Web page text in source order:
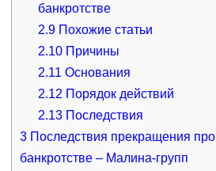
банкротстве
2.9 Похожие статьи
2.10 Причины
2.11 Основания
2.12 Порядок действий
2.13 Последствия
3Последствия прекращения
банкротстве – Малина-групп